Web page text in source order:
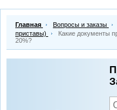
Главная Вопросы и заказы
приставы)
Какие документы
20%?